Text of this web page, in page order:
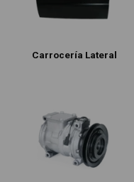
Carrocería Lateral